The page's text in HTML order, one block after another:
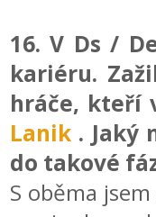
16. V Ds /
kariéru.
hráče, kteří
Lanik . Jaký
do takové
S oběma